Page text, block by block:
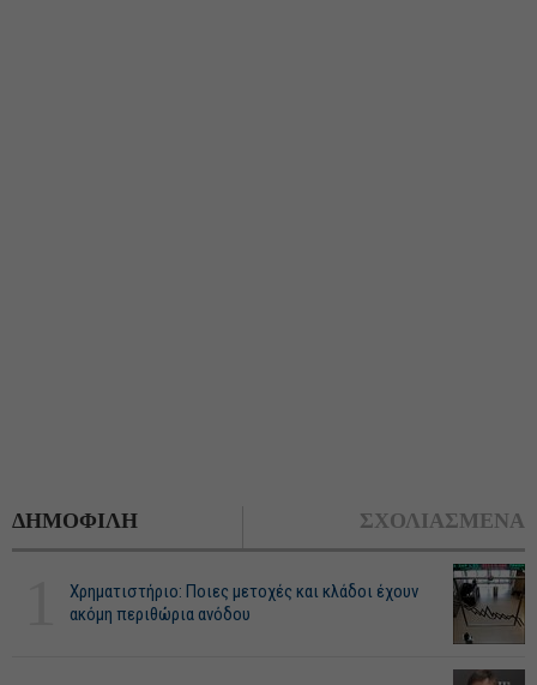
ΔΗΜΟΦΙΛΗ ΣΧΟΛΙΑΣΜΕΝΑ
Χρηματιστήριο: Ποιες μετοχές και κλάδοι έχουν
ακόμη περιθώρια ανόδου